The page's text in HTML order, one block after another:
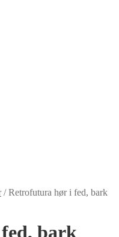
/Retrofutura hør i fed, bark
bark